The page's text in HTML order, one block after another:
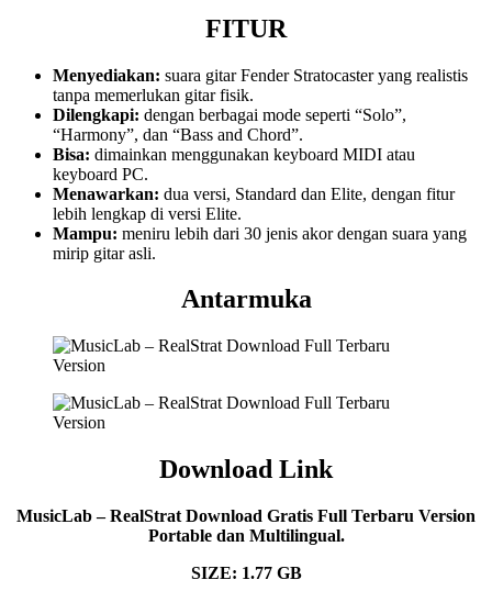
FITUR
Menyediakan: suara gitar Fender Stratocaster yang realistis
tanpa memerlukan gitar fisik.
Dilengkapi: dengan berbagai mode seperti “Solo”,
“Harmony”, dan “Bass and Chord”.
Bisa: dimainkan menggunakan keyboard MIDI atau
keyboard PC.
Menawarkan: dua versi, Standard dan Elite, dengan fitur
lebih lengkap di versi Elite.
Mampu: meniru lebih dari 30 jenis akor dengan suara yang
mirip gitar asli.
Antarmuka
Download Link
MusicLab – RealStrat Download Gratis Full Terbaru Version
Portable dan Multilingual.
SIZE: 1.77 GB